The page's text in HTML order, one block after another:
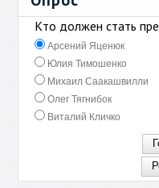
Кто должен стать
Арсений Яценюк
Юлия Тимошенко
Михаил Саакашвилли
Олег Тягнибок
Виталий Кличко